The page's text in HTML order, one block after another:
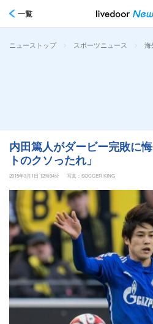
一覧
ニューストップ > スポーツニュース > 海
内田篤人がダービー完敗に
トのクソったれ」
2015年3月1日 12時34分
写真：SOCCER KING